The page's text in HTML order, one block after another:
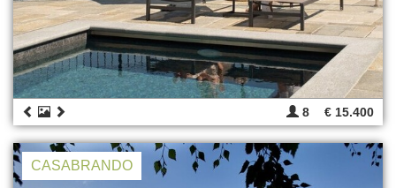
8 € 15.400
CASABRANDO